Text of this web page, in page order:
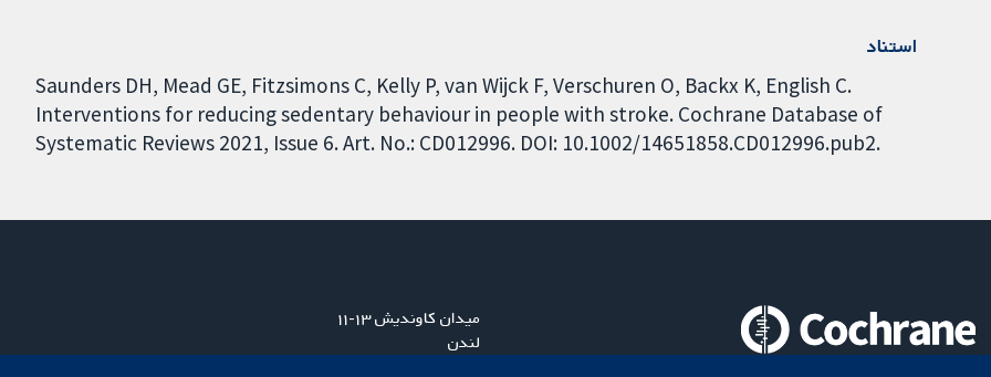
استناد
Saunders DH, Mead GE, Fitzsimons C, Kelly P, van Wijck F, Verschuren O, Backx K, English C.
Interventions for reducing sedentary behaviour in people with stroke. Cochrane Database of
Systematic Reviews 2021, Issue 6. Art. No.: CD012996. DOI: 10.1002/14651858.CD012996.pub2.
میدان کاوندیش ۱۳-۱۱
لندن